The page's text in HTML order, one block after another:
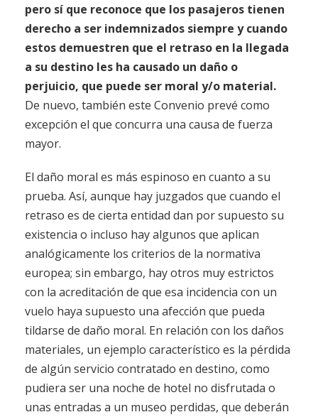
pero sí que reconoce que los pasajeros tienen
derecho a ser indemnizados siempre y cuando
estos demuestren que el retraso en la llegada
a su destino les ha causado un daño o
perjuicio, que puede ser moral y/o material.
De nuevo, también este Convenio prevé como
excepción el que concurra una causa de fuerza
mayor.
El daño moral es más espinoso en cuanto a su
prueba. Así, aunque hay juzgados que cuando el
retraso es de cierta entidad dan por supuesto su
existencia o incluso hay algunos que aplican
analógicamente los criterios de la normativa
europea; sin embargo, hay otros muy estrictos
con la acreditación de que esa incidencia con un
vuelo haya supuesto una afección que pueda
tildarse de daño moral. En relación con los daños
materiales, un ejemplo característico es la pérdida
de algún servicio contratado en destino, como
pudiera ser una noche de hotel no disfrutada o
unas entradas a un museo perdidas, que deberán